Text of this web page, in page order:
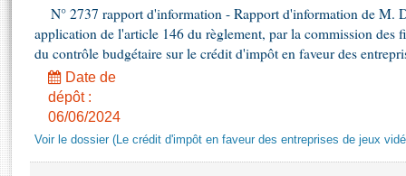
Projets de loi
Propositions de loi
Amendements
Textes adoptés
Rapports d'information
Histoire
Juniors
Anciennes législatures
Liens vers les sites publics
Contacts et plan d'accès
Photos libres de droit
N° 2737 rapport d'information - Rapport d'information de M.
application de l'article 146 du règlement, par la commission des
du contrôle budgétaire sur le crédit d'impôt en faveur des
Date de
dépôt :
06/06/2024
Voir le dossier (Le crédit d'impôt en faveur des entreprises de jeux